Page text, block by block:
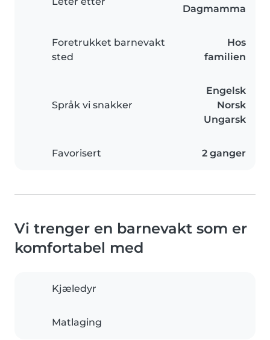
Dagmamma
Foretrukket barnevakt
sted
Hos
familien
Språk vi snakker
Engelsk
Norsk
Ungarsk
Favorisert 2 ganger
Vi trenger en barnevakt som er
komfortabel med
Kjæledyr
Matlaging